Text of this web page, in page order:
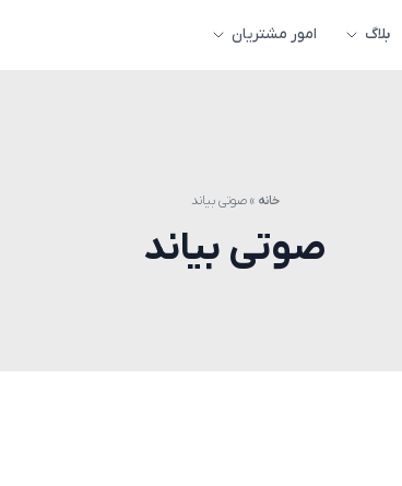
بلاگ امور مشتریان
خانه »صوتی بیاند
صوتی بیاند